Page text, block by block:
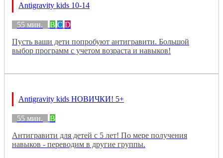
Antigravity kids 10-14
55 мин. B C D
Пусть ваши дети попробуют антигравити. Большой
выбор программ с учетом возраста и навыков!
Antigravity kids НОВИЧКИ! 5+
55 мин.
B
Антигравити для детей с 5 лет! По мере получения
навыков - переводим в другие группы.